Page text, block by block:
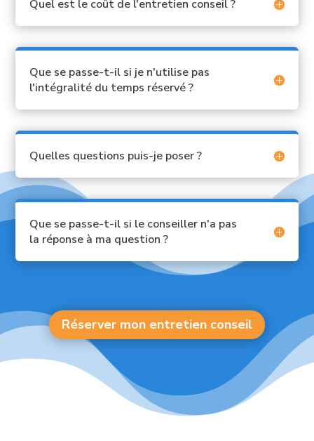
Quel est le coût de l'entretien conseil ?
Que se passe-t-il si je n'utilise pas
l'intégralité du temps réservé ?
Quelles questions puis-je poser ?
Que se passe-t-il si le conseiller n'a pas
la réponse à ma question ?
Réserver mon entretien conseil